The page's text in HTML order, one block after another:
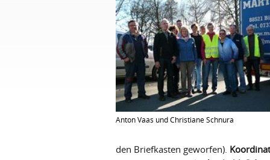
Anton Vaas und Christiane Schnura
den Briefkasten geworfen).